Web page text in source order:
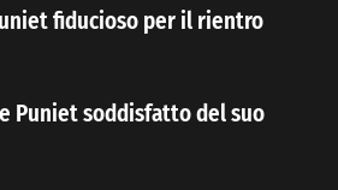
fiducioso per il rientro
Puniet soddisfatto del suo